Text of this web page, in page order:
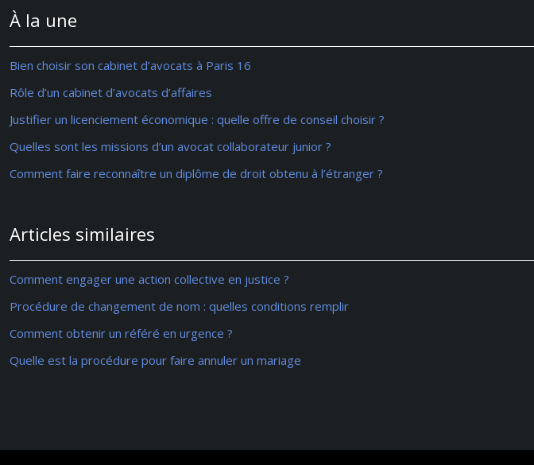
À la une
Bien choisir son cabinet d’avocats à Paris 16
Rôle d’un cabinet d’avocats d’affaires
Justifier un licenciement économique : quelle offre de conseil choisir ?
Quelles sont les missions d’un avocat collaborateur junior ?
Comment faire reconnaître un diplôme de droit obtenu à l’étranger ?
Articles similaires
Comment engager une action collective en justice ?
Procédure de changement de nom : quelles conditions remplir
Comment obtenir un référé en urgence ?
Quelle est la procédure pour faire annuler un mariage